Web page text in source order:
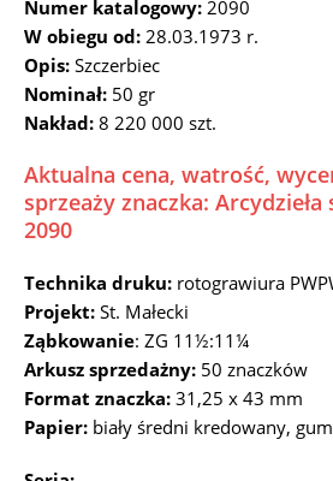
Numer katalogowy: 2090
W obiegu od: 28.03.1973 r.
Opis: Szczerbiec
Nominał: 50 gr
Nakład: 8 220 000 szt.
Aktualna cena, watrość,
sprzeaży znaczka:
2090
Technika druku: rotograwiura
Projekt: St. Małecki
Ząbkowanie: ZG 11½:11¼
Arkusz sprzedażny: 50 znaczków
Format znaczka: 31,25 x 43 mm
Papier: biały średni kredowany,